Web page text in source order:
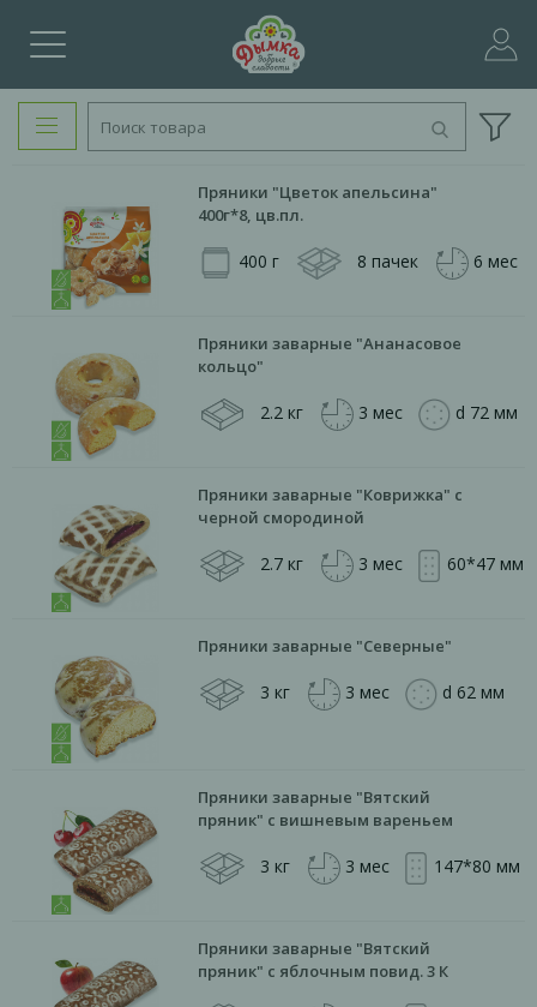
Пряники "Цветок апельсина"
400г*8, цв.пл.
400 г 8 пачек 6 мес
Пряники заварные "Ананасовое
кольцо"
2.2 кг 3 мес d 72 мм
Пряники заварные "Коврижка" с
черной смородиной
2.7 кг 3 мес 60*47 мм
Пряники заварные "Северные"
3 кг 3 мес d 62 мм
Пряники заварные "Вятский
пряник" с вишневым вареньем
3 кг 3 мес 147*80 мм
Пряники заварные "Вятский
пряник" с яблочным повид. 3 К